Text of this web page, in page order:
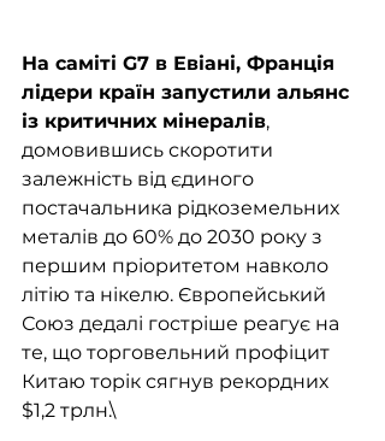
На саміті G7 в Евіані, Франція
лідери країн запустили альянс
із критичних мінералів,
домовившись скоротити
залежність від єдиного
постачальника рідкоземельних
металів до 60% до 2030 року з
першим пріоритетом навколо
літію та нікелю. Європейський
Союз дедалі гостріше реагує на
те, що торговельний профіцит
Китаю торік сягнув рекордних
$1,2 трлн.\